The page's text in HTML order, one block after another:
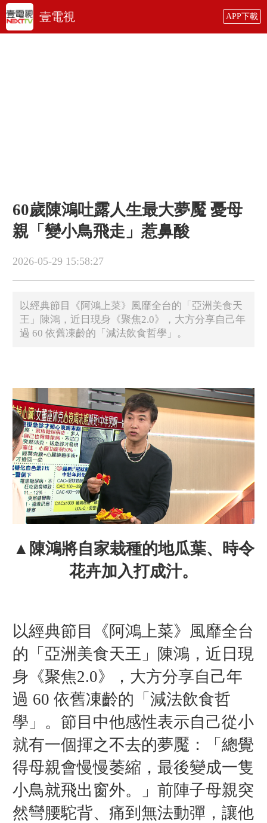
壹電視 APP下載
60歲陳鴻吐露人生最大夢魘 憂母
親「變小鳥飛走」惹鼻酸
2026-05-29 15:58:27
以經典節目《阿鴻上菜》風靡全台的「亞洲美食天
王」陳鴻，近日現身《聚焦2.0》，大方分享自己年
過 60 依舊凍齡的「減法飲食哲學」。
▲陳鴻將自家栽種的地瓜葉、時令
花卉加入打成汁。
以經典節目《阿鴻上菜》風靡全台
的「亞洲美食天王」陳鴻，近日現
身《聚焦2.0》，大方分享自己年
過 60 依舊凍齡的「減法飲食哲
學」。節目中他感性表示自己從小
就有一個揮之不去的夢魘：「總覺
得母親會慢慢萎縮，最後變成一隻
小鳥就飛出窗外。」前陣子母親突
然彎腰駝背、痛到無法動彈，讓他